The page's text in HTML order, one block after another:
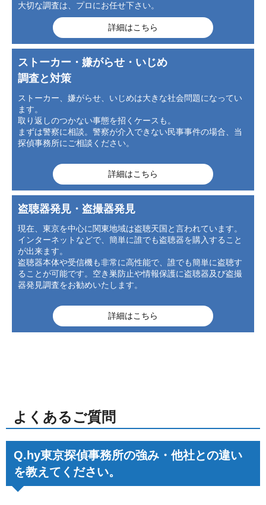
大切な調査は、プロにお任せ下さい。
詳細はこちら
ストーカー・嫌がらせ・いじめ
調査と対策
ストーカー、嫌がらせ、いじめは大きな社会問題になってい
ます。
取り返しのつかない事態を招くケースも。
まずは警察に相談。警察が介入できない民事事件の場合、当
探偵事務所にご相談ください。
詳細はこちら
盗聴器発見・盗撮器発見
現在、東京を中心に関東地域は盗聴天国と言われています。
インターネットなどで、簡単に誰でも盗聴器を購入すること
が出来ます。
盗聴器本体や受信機も非常に高性能で、誰でも簡単に盗聴す
ることが可能です。空き巣防止や情報保護に盗聴器及び盗撮
器発見調査をお勧めいたします。
詳細はこちら
よくあるご質問
Q.hy東京探偵事務所の強み・他社との違い
を教えてください。